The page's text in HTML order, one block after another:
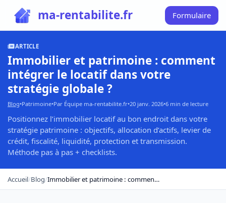
ma-rentabilite.fr Formulaire
ARTICLE
Immobilier et patrimoine : comment
intégrer le locatif dans votre
stratégie globale ?
Blog•Patrimoine•Par Équipe ma-rentabilite.fr•20 janv. 2026•6 min de lecture
Positionnez l’immobilier locatif au bon endroit dans votre
stratégie patrimoine : objectifs, allocation d’actifs, levier de
crédit, fiscalité, liquidité, protection et transmission.
Méthode pas à pas + checklists.
Accueil/Blog/ Immobilier et patrimoine : comment intégrer le locatif dans votre stratégie globale ?